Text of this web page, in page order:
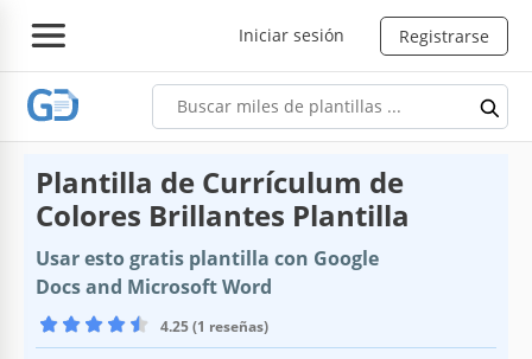
Iniciar sesión Registrarse
Plantilla de Currículum de
Colores Brillantes Plantilla
Usar esto gratis plantilla con Google
Docs and Microsoft Word
4.25 (1 reseñas)